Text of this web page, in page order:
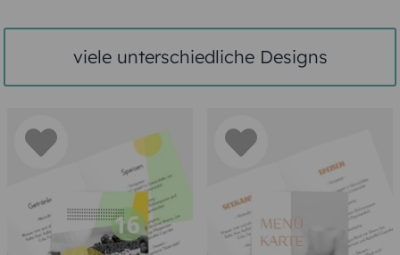
viele unterschiedliche Designs